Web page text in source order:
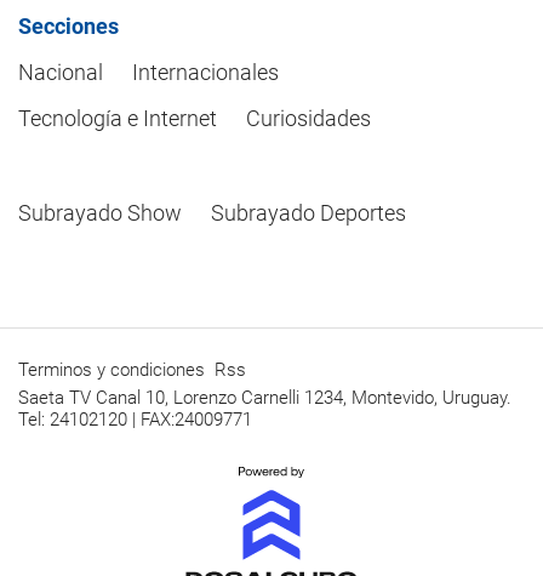
Secciones
Nacional
Internacionales
Tecnología e Internet
Curiosidades
Subrayado Show Subrayado Deportes
Terminos y condiciones Rss
Saeta TV Canal 10, Lorenzo Carnelli 1234, Montevido, Uruguay.
Tel: 24102120 | FAX:24009771